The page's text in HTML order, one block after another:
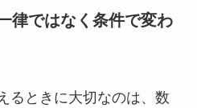
律ではなく条件で変わ
るときに大切なのは、数